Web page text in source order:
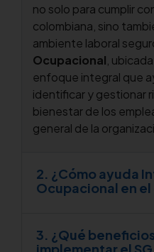
no solo para cumplir
colombiana, sino
ambiente laboral
Ocupacional ,
enfoque integral que
identificar y gestionar
bienestar de los
general de la
2. ¿Cómo ayuda
Ocupacional en el
3. ¿Qué